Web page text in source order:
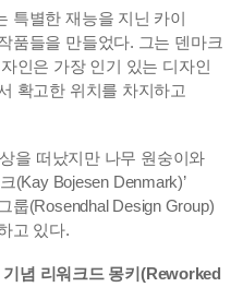
특별한 재능을 지닌 카이
품들을 만들었다. 그는 덴마크
인은 가장 인기 있는 디자인
확고한 위치를 차지하고
을 떠났지만 나무 원숭이와
(Kay Bojesen Denmark)’
룹(Rosendhal Design Group)
고 있다.
념 리워크드 몽키(Reworked